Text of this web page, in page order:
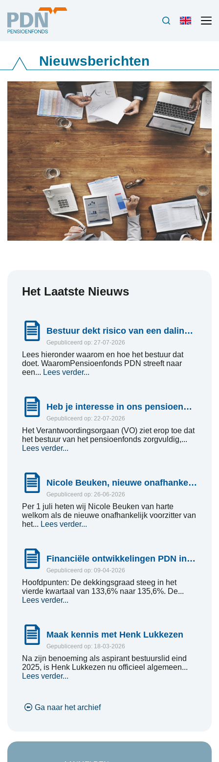
Nieuwsberichten
Het Laatste Nieuws
Bestuur dekt risico van een daling van de dekkingsgraad verder af
Gepubliceerd op: 27-07-2026
Lees hieronder waarom en hoe het bestuur dat
doet. WaaromPensioenfonds PDN streeft naar
een... Lees verder...
Heb je interesse in ons pensioen? Stap dan in het Verantwoordingsorgaan!
Gepubliceerd op: 22-07-2026
Het Verantwoordingsorgaan (VO) ziet erop toe dat
het bestuur van het pensioenfonds zorgvuldig,...
Lees verder...
Nicole Beuken, nieuwe onafhankelijk bestuursvoorzitter Pensioenfonds PDN
Gepubliceerd op: 26-06-2026
Per 1 juli heten wij Nicole Beuken van harte
welkom als de nieuwe onafhankelijk voorzitter van
het... Lees verder...
Financiële ontwikkelingen PDN in Q4 2025
Gepubliceerd op: 09-04-2026
Hoofdpunten: De dekkingsgraad steeg in het
vierde kwartaal van 133,6% naar 135,6%. De...
Lees verder...
Maak kennis met Henk Lukkezen
Gepubliceerd op: 18-03-2026
Na zijn benoeming als aspirant bestuurslid eind
2025, is Henk Lukkezen nu officieel algemeen...
Lees verder...
Ga naar het archief